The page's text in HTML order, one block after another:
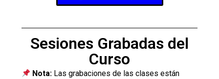
Sesiones Grabadas del
Curso
Nota: Las grabaciones de las clases están